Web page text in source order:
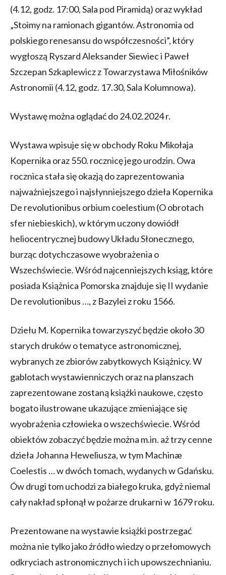
(4.12, godz. 17:00, Sala pod Piramidą) oraz wykład
„Stoimy na ramionach gigantów. Astronomia od
polskiego renesansu do współczesności”, który
wygłoszą Ryszard Aleksander Siewiec i Paweł
Szczepan Szkaplewicz z Towarzystawa Miłośników
Astronomii (4.12, godz. 17.30, Sala Kolumnowa).
Wystawę można oglądać do 24.02.2024 r.
Wystawa wpisuje się w obchody Roku Mikołaja
Kopernika oraz 550. rocznicę jego urodzin. Owa
rocznica stała się okazją do zaprezentowania
najważniejszego i najsłynniejszego dzieła Kopernika
De revolutionibus orbium coelestium (O obrotach
sfer niebieskich), w którym uczony dowiódł
heliocentrycznej budowy Układu Słonecznego,
burząc dotychczasowe wyobrażenia o
Wszechświecie. Wśród najcenniejszych ksiąg, które
posiada Książnica Pomorska znajduje się II wydanie
De revolutionibus …, z Bazylei z roku 1566.
Dziełu M. Kopernika towarzyszyć będzie około 30
starych druków o tematyce astronomicznej,
wybranych ze zbiorów zabytkowych Książnicy. W
gablotach wystawienniczych oraz na planszach
zaprezentowane zostaną książki naukowe, często
bogato ilustrowane ukazujące zmieniające się
wyobrażenia człowieka o wszechświecie. Wśród
obiektów zobaczyć będzie można m.in. aż trzy cenne
dzieła Johanna Heweliusza, w tym Machinæ
Coelestis … w dwóch tomach, wydanych w Gdańsku.
Ów drugi tom uchodzi za białego kruka, gdyż niemal
cały nakład spłonął w pożarze drukarni w 1679 roku.
Prezentowane na wystawie książki postrzegać
można nie tylko jako źródło wiedzy o przełomowych
odkryciach astronomicznych i ich upowszechnianiu.